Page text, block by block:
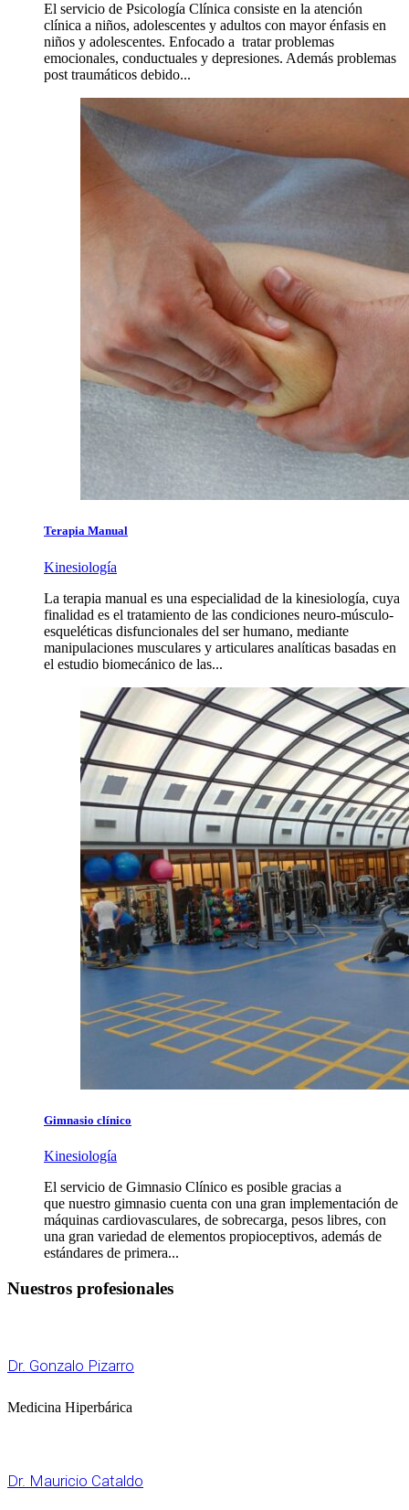
El servicio de Psicología Clínica consiste en la atención
clínica a niños, adolescentes y adultos con mayor énfasis en
niños y adolescentes. Enfocado a tratar problemas
emocionales, conductuales y depresiones. Además problemas
post traumáticos debido...
Terapia Manual
Kinesiología
La terapia manual es una especialidad de la kinesiología, cuya
finalidad es el tratamiento de las condiciones neuro-músculo-
esqueléticas disfuncionales del ser humano, mediante
manipulaciones musculares y articulares analíticas basadas en
el estudio biomecánico de las...
Gimnasio clínico
Kinesiología
El servicio de Gimnasio Clínico es posible gracias a
que nuestro gimnasio cuenta con una gran implementación de
máquinas cardiovasculares, de sobrecarga, pesos libres, con
una gran variedad de elementos propioceptivos, además de
estándares de primera...
Nuestros profesionales
Dr. Gonzalo Pizarro
Medicina Hiperbárica
Dr. Mauricio Cataldo